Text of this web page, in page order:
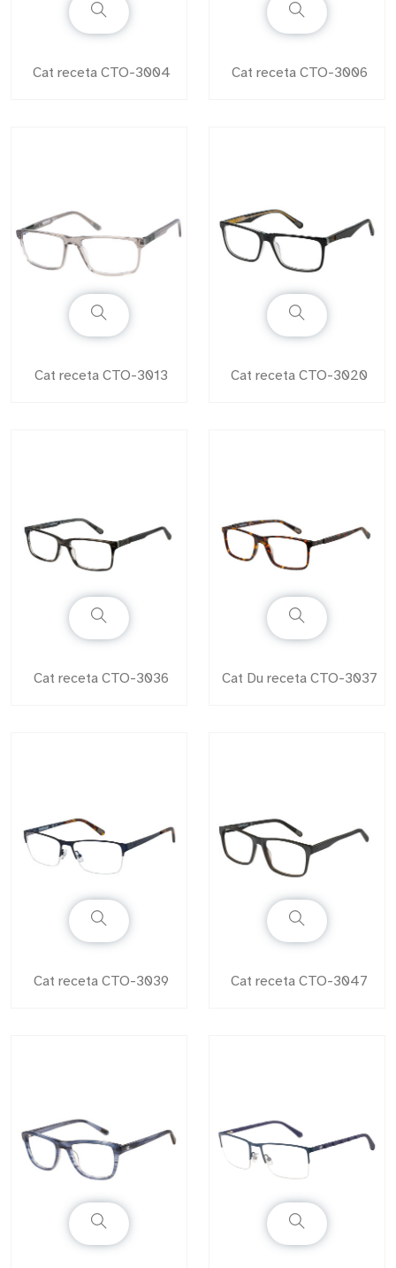
Cat receta CTO-3004 Cat receta CTO-3006
Cat receta CTO-3013 Cat receta CTO-3020
Cat receta CTO-3036 Cat Du receta CTO-3037
Cat receta CTO-3039 Cat receta CTO-3047